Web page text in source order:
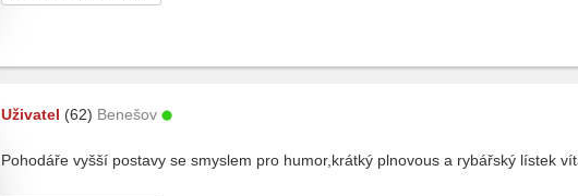
Uživatel (62) Benešov
Pohodáře vyšší postavy se smyslem pro humor,krátký plnovous a rybářský lístek